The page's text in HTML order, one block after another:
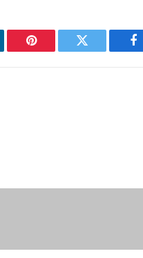
فيسبوك تويتر